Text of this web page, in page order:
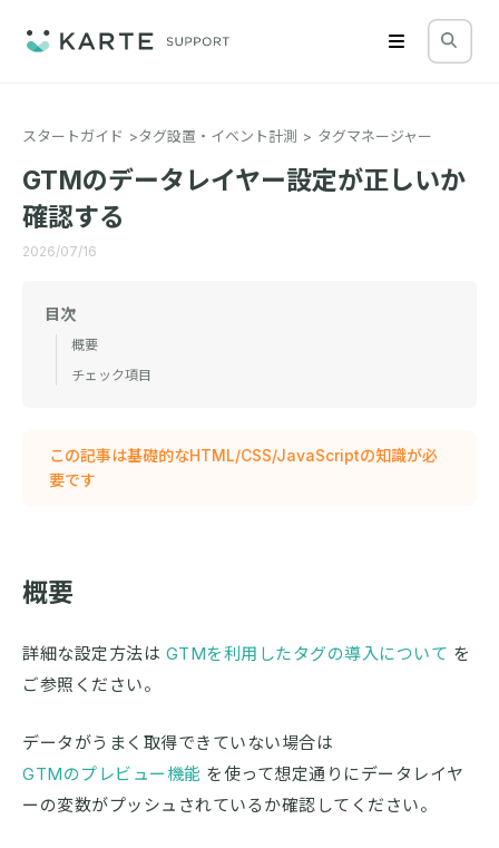
スタートガイド タグ設置・イベント計測 タグマネージャー
GTMのデータレイヤー設定が正しいか
確認する
2026/07/16
この記事は基礎的なHTML/CSS/JavaScriptの知識が必
要です
概要
詳細な設定方法は GTMを利用したタグの導入について を
ご参照ください。
データがうまく取得できていない場合は
GTMのプレビュー機能 を使って想定通りにデータレイヤ
ーの変数がプッシュされているか確認してください。
目次
概要
チェック項目